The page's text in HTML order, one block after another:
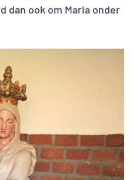
dan ook om Maria onder